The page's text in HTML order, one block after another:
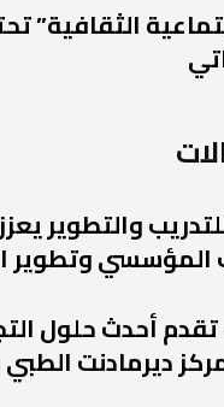
الثقافية”
والتطوير
المؤسسي وتطوير
تقدم أحدث حلول
ديرمادنت الطبي